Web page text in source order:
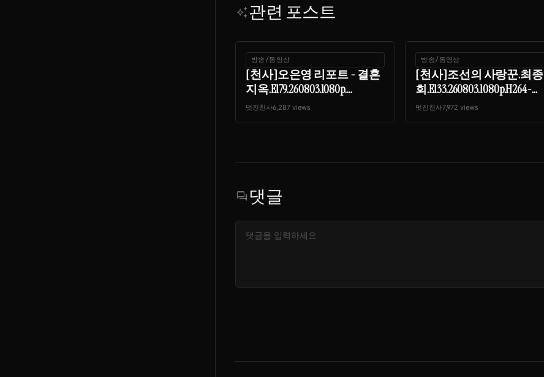
auto_awesome관련 포스트
방송/동영상
[천사]오은영 리포트 - 결혼
지옥.E179.260803.1080p....
멋진천사6,287 views
방송/동영상
[천사]조선의 사랑꾼.최종
회.E133.260803.1080p.H264-...
멋진천사7,972 views
forum댓글